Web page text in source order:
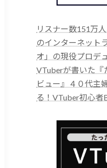
リスナー数151万
のインターネット
オ」の現役プロデ
VTuberが書いた『
ビュー』４０代主
る！VTuber初心者